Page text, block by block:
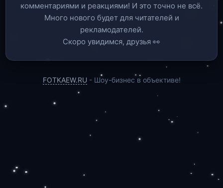
комментариями и реакциями! И это точно не всё.
Много нового будет для читателей и
рекламодателей.
Скоро увидимся, друзья 👀
FOTKAEW.RU - Шоу-бизнес в объективе!